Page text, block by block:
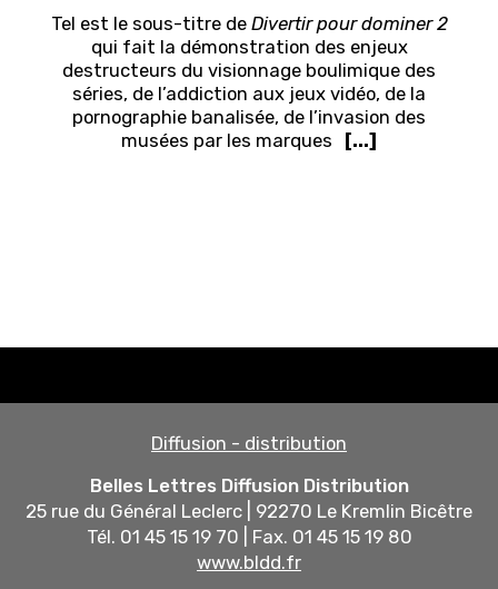
Tel est le sous-titre de Divertir pour dominer 2
qui fait la démonstration des enjeux
destructeurs du visionnage boulimique des
séries, de l’addiction aux jeux vidéo, de la
pornographie banalisée, de l’invasion des
musées par les marques
[...]
Diffusion - distribution
Belles Lettres Diffusion Distribution
25 rue du Général Leclerc | 92270 Le Kremlin Bicêtre
Tél. 01 45 15 19 70 | Fax. 01 45 15 19 80
www.bldd.fr